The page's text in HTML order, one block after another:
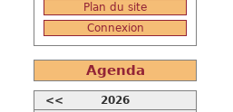
Plan du site
Connexion
Agenda
<<
2026